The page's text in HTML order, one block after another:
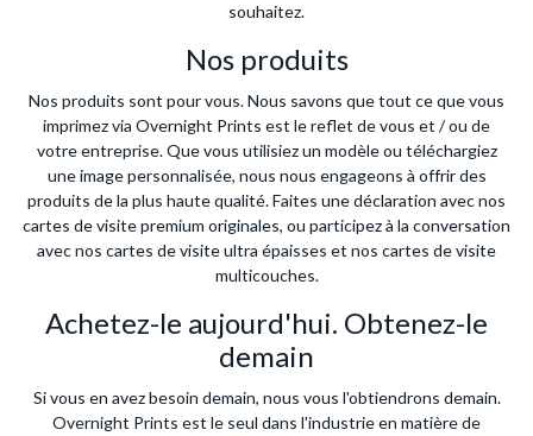
souhaitez.
Nos produits
Nos produits sont pour vous. Nous savons que tout ce que vous
imprimez via Overnight Prints est le reflet de vous et / ou de
votre entreprise. Que vous utilisiez un modèle ou téléchargiez
une image personnalisée, nous nous engageons à offrir des
produits de la plus haute qualité. Faites une déclaration avec nos
cartes de visite premium originales, ou participez à la conversation
avec nos cartes de visite ultra épaisses et nos cartes de visite
multicouches.
Achetez-le aujourd'hui. Obtenez-le
demain
Si vous en avez besoin demain, nous vous l'obtiendrons demain.
Overnight Prints est le seul dans l'industrie en matière de